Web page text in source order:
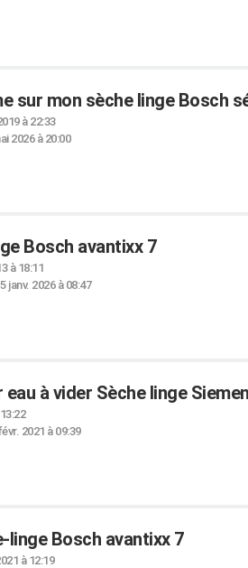
sur mon sèche linge Bosch
à 22:33
2026 à 20:00
Bosch avantixx 7
à 18:11
5 janv. 2026 à 08:47
à vider Sèche linge
2021 à 09:39
linge Bosch avantixx 7
à 12:19